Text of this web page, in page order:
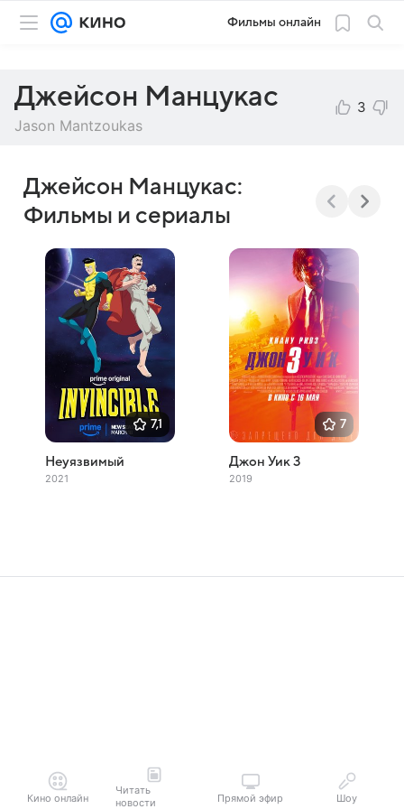
Фильмы онлайн
Джейсон Манцукас
Jason Mantzoukas
3
Джейсон Манцукас:
Фильмы и сериалы
7,1
Неуязвимый
2021
7
Джон Уик 3
2019
Кино онлайн
Читать
новости
Прямой эфир Шоу